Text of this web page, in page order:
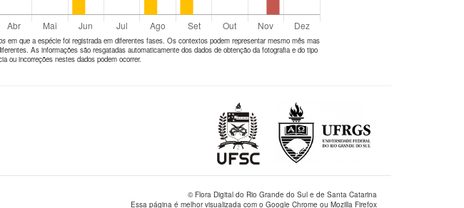
em que a espécie foi registrada em diferentes fases. Os contextos podem representar mesmo mês mas
As informações são resgatadas automaticamente dos dados de obtenção da fotografia e do tipo
ou incorreções nestes dados podem ocorrer.
© Flora Digital do Rio Grande do Sul e de Santa Catarina
Essa página é melhor visualizada com o Google Chrome ou Mozilla Firefox